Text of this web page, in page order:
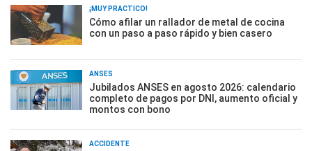
¡MUY PRÁCTICO!
Cómo afilar un rallador de metal de cocina
con un paso a paso rápido y bien casero
ANSES
Jubilados ANSES en agosto 2026: calendario
completo de pagos por DNI, aumento oficial y
montos con bono
ACCIDENTE